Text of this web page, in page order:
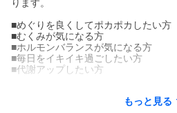
ります。
■めぐりを良くしてポカポカしたい方
■むくみが気になる方
■ホルモンバランスが気になる方
■毎日をイキイキ過ごしたい方
■代謝アップしたい方
もっと見る